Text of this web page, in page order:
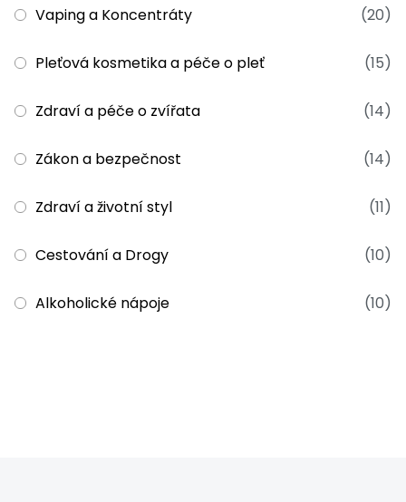
Vaping a Koncentráty (20)
Pleťová kosmetika a péče o pleť (15)
Zdraví a péče o zvířata (14)
Zákon a bezpečnost (14)
Zdraví a životní styl (11)
Cestování a Drogy (10)
Alkoholické nápoje (10)